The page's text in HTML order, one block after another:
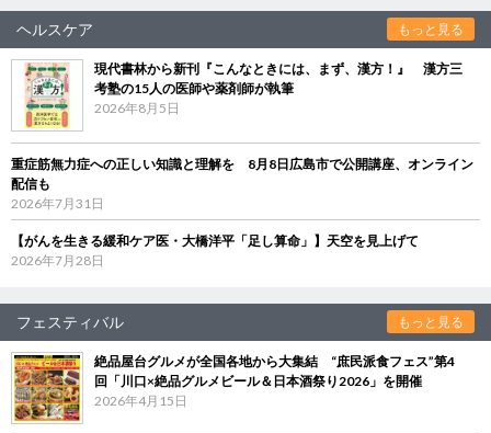
ヘルスケア もっと見る
現代書林から新刊『こんなときには、まず、漢方！』 漢方三
考塾の15人の医師や薬剤師が執筆
2026年8月5日
重症筋無力症への正しい知識と理解を 8月8日広島市で公開講座、オンライン
配信も
2026年7月31日
【がんを生きる緩和ケア医・大橋洋平「足し算命」】天空を見上げて
2026年7月28日
フェスティバル もっと見る
絶品屋台グルメが全国各地から大集結 “庶民派食フェス”第4
回「川口×絶品グルメビール＆日本酒祭り2026」を開催
2026年4月15日